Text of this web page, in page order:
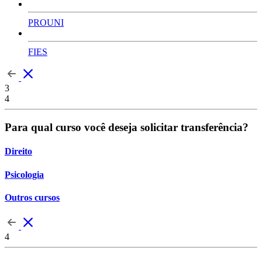
PROUNI
FIES
3
4
Para qual curso você deseja solicitar transferência?
Direito
Psicologia
Outros cursos
4